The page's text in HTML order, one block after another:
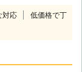
そんなときは、
いたしますので
ない方はパニッ
対応
低価格で丁